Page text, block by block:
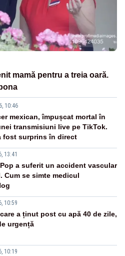
mamă pentru a treia oară.
10:46
mexican, împușcat mortal în
transmisiuni live pe TikTok.
fost surprins în direct
13:41
a suferit un accident vascular
Cum se simte medicul
10:59
a ținut post cu apă 40 de zile,
urgență
10:19